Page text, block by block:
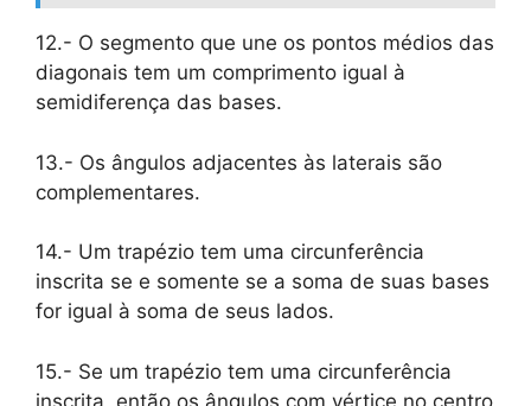
12.- O segmento que une os pontos médios das
diagonais tem um comprimento igual à
semidiferença das bases.
13.- Os ângulos adjacentes às laterais são
complementares.
14.- Um trapézio tem uma circunferência
inscrita se e somente se a soma de suas bases
for igual à soma de seus lados.
15.- Se um trapézio tem uma circunferência
inscrita, então os ângulos com vértice no centro